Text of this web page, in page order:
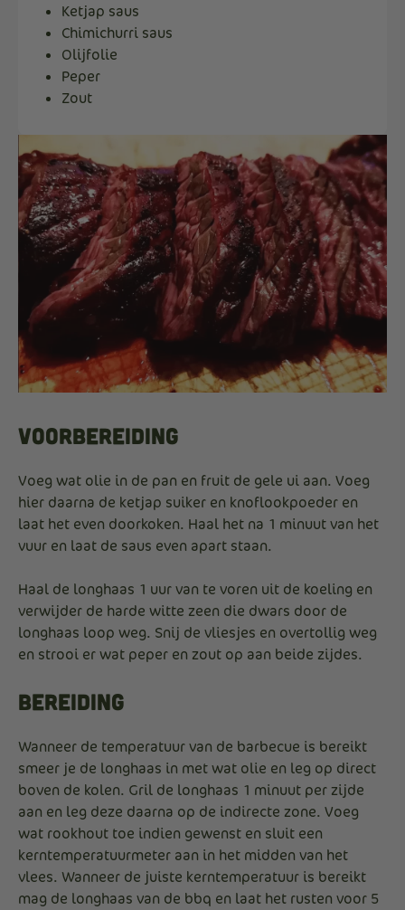
Ketjap saus
Chimichurri saus
Olijfolie
Peper
Zout
Voorbereiding
Voeg wat olie in de pan en fruit de gele ui aan. Voeg
hier daarna de ketjap suiker en knoflookpoeder en
laat het even doorkoken. Haal het na 1 minuut van het
vuur en laat de saus even apart staan.
Haal de longhaas 1 uur van te voren uit de koeling en
verwijder de harde witte zeen die dwars door de
longhaas loop weg. Snij de vliesjes en overtollig weg
en strooi er wat peper en zout op aan beide zijdes.
Bereiding
Wanneer de temperatuur van de barbecue is bereikt
smeer je de longhaas in met wat olie en leg op direct
boven de kolen. Gril de longhaas 1 minuut per zijde
aan en leg deze daarna op de indirecte zone. Voeg
wat rookhout toe indien gewenst en sluit een
kerntemperatuurmeter aan in het midden van het
vlees. Wanneer de juiste kerntemperatuur is bereikt
mag de longhaas van de bbq en laat het rusten voor 5